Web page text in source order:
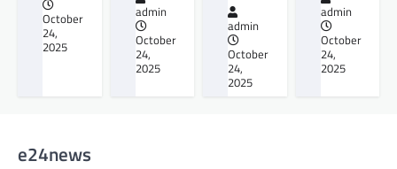
October
24,
2025
admin
October
24,
2025
admin
October
24,
2025
admin
October
24,
2025
e24news